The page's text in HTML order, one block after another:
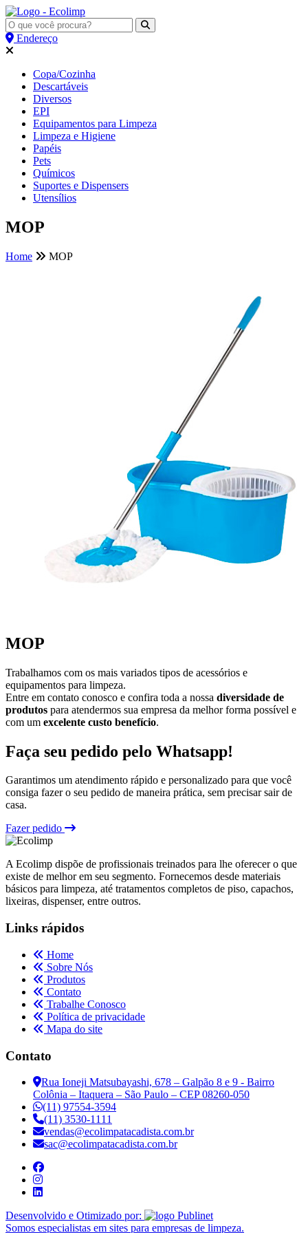
Endereço
Copa/Cozinha
Descartáveis
Diversos
EPI
Equipamentos para Limpeza
Limpeza e Higiene
Papéis
Pets
Químicos
Suportes e Dispensers
Utensílios
MOP
Home MOP
MOP
Trabalhamos com os mais variados tipos de acessórios e
equipamentos para limpeza.
Entre em contato conosco e confira toda a nossa diversidade de
produtos para atendermos sua empresa da melhor forma possível e
com um excelente custo benefício.
Faça seu pedido pelo Whatsapp!
Garantimos um atendimento rápido e personalizado para que você
consiga fazer o seu pedido de maneira prática, sem precisar sair de
casa.
Fazer pedido
A Ecolimp dispõe de profissionais treinados para lhe oferecer o que
existe de melhor em seu segmento. Fornecemos desde materiais
básicos para limpeza, até tratamentos completos de piso, capachos,
lixeiras, dispenser, entre outros.
Links rápidos
Home
Sobre Nós
Produtos
Contato
Trabalhe Conosco
Política de privacidade
Mapa do site
Contato
Rua Ioneji Matsubayashi, 678 – Galpão 8 e 9 - Bairro
Colônia – Itaquera – São Paulo – CEP 08260-050
(11) 97554-3594
(11) 3530-1111
vendas@ecolimpatacadista.com.br
sac@ecolimpatacadista.com.br
Desenvolvido e Otimizado por:
Somos especialistas em sites para empresas de limpeza.